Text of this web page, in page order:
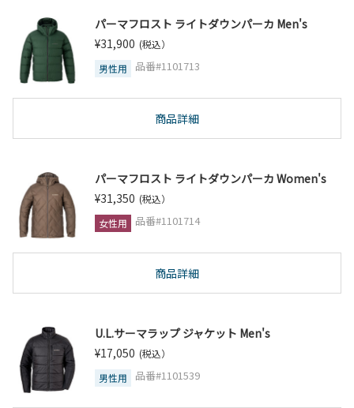
パーマフロスト ライトダウンパーカ Men's
¥31,900 (税込）
男性用
品番#1101713
商品詳細
パーマフロスト ライトダウンパーカ Women's
¥31,350 (税込）
女性用
品番#1101714
商品詳細
U.L.サーマラップ ジャケット Men's
¥17,050 (税込）
男性用
品番#1101539